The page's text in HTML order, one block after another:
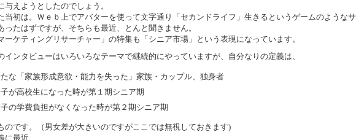
与えようとしたのでしょう。
当初は。Ｗｅｂ上でアバターを使って文字通り「セカンドライフ」生きるというゲームのようなサ
ったはずですが、そちらも最近、とんと聞きません。
ーケティングリサーチャー」の特集も「シニア市場」という表現になっています。
インタビューはいろいろなテーマで継続的にやっていますが、自分なりの定義は、
な「家族形成意欲・能力を失った」家族・カップル、独身者
が高校生になった時が第１期シニア期
の学費負担がなくなった時が第２期シニア期
のです。（男女差が大きいのですがここでは無視しておきます)
に最近、